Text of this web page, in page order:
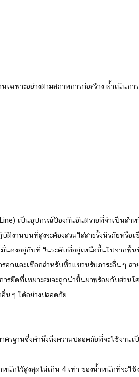
ฉพาะอย่างตามสภาพการก่อสร้าง ผ้ำเนินกา
ติงานบนที่สูงจะต้องสวมใส่สายรั้งนิรภัยหรือ
นคงอยู่กับที่ ในระดับที่อยู่เหนือขึ้นไปจากพื้
รอกและเชือกสำหรับหิ้วแขวนรับภาระอื่นๆ ส
ารยึดที่เหมาะสมจะถูกนำขึ้นมาพร้อมกับส่วนโ
นๆ ได้อย่างปลอดภัย
ฐานซึ่งคำนึงถึงความปลอดภัยที่จะใช้งานเ
นักไว้สูงสุดไม่เกิน 4 เท่า ของน้ำหนักที่จะใช้